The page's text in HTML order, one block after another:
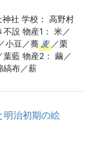
神社 学校： 高野村
設 物産1： 米／
小豆／蕎 麦 ／栗
葉藍 物産2： 繭／
縞布／薪
明治初期の絵